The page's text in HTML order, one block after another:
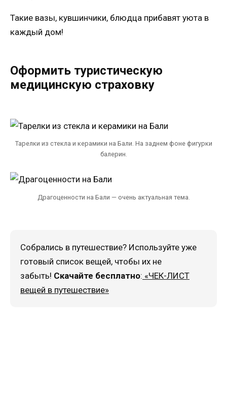
Такие вазы, кувшинчики, блюдца прибавят уюта в
каждый дом!
Оформить туристическую
медицинскую страховку
Тарелки из стекла и керамики на Бали. На заднем фоне фигурки
балерин.
Драгоценности на Бали — очень актуальная тема.
Собрались в путешествие? Используйте уже
готовый список вещей, чтобы их не
забыть! Скачайте бесплатно: «ЧЕК-ЛИСТ
вещей в путешествие»